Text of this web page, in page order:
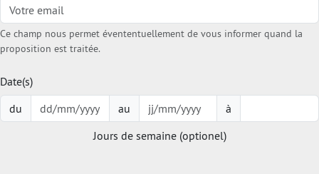
Ce champ nous permet évententuellement de vous informer quand la
proposition est traitée.
Date(s)
du
au
à
Jours de semaine (optionel)